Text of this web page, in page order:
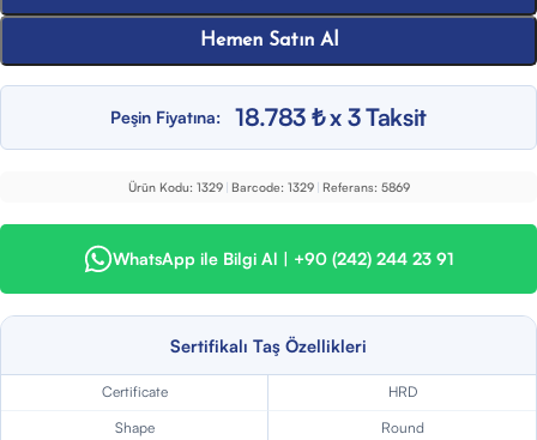
Hemen Satın Al
Peşin Fiyatına: 18.783 ₺ x 3 Taksit
Ürün Kodu: 1329 | Barcode: 1329 | Referans: 5869
WhatsApp ile Bilgi Al | +90 (242) 244 23 91
Sertifikalı Taş Özellikleri
Certificate
HRD
Shape
Round